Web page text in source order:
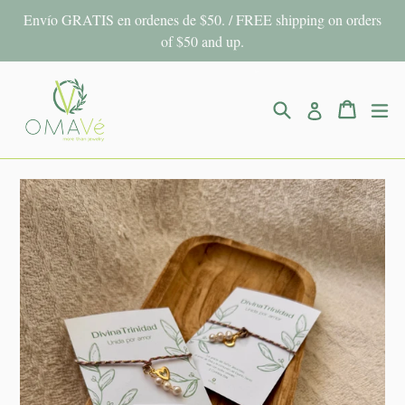
directamente
Envío GRATIS en ordenes de $50. / FREE shipping on orders
of $50 and up.
Buscar Ingresar Carrito
Carrito